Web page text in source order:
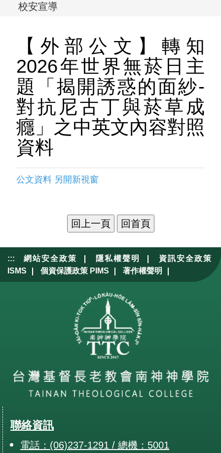
校安宣導
【外部公文】轉知
2026年世界無菸日主
題「揭開誘惑的面紗-
對抗尼古丁與菸草成
癮」之中英文內容對照
資料
公文資料 另開新視窗
::: 網站安全政策 | 隱私權聲明 |
資訊安全政策
ISMS
| 個資保護政策 PIMS | 著作權聲明 |
聯絡資訊
電話：(06)237-1291 / 總機：5001